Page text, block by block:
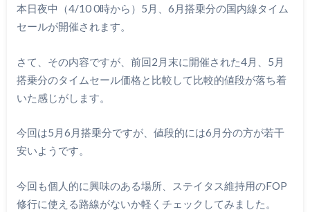
本日夜中（4/10 0時から）5月、6月搭乗分の国内線タイム
セールが開催されます。
さて、その内容ですが、前回2月末に開催された4月、5月
搭乗分のタイムセール価格と比較して比較的値段が落ち着
いた感じがします。
今回は5月6月搭乗分ですが、値段的には6月分の方が若干
安いようです。
今回も個人的に興味のある場所、ステイタス維持用のFOP
修行に使える路線がないか軽くチェックしてみました。